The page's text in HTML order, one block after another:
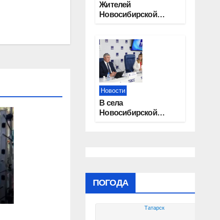
Жителей
Новосибирской
квалификацию
премии «КАРДО»
Новости
В села
Новосибирской
ПОГОДА
Татарск